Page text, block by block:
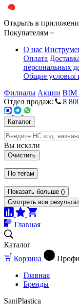
Открыть в
Покупателям
О нас
Оплата
персональных
Общие условия
Филиалы Акции BIM
Отдел продаж:
8
Каталог
Вы искали
Очистить
По тегам
Показать больше ()
Смотреть все
Главная
Каталог
Корзина
Главная
Бренды
SaniPlastica